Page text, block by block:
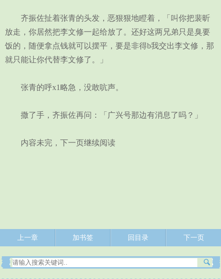
齐振佐扯着张青的头发，恶狠狠地瞪着，「叫你把裴昕
放走，你居然把李文修一起给放了。还好这两兄弟只是臭要
饭的，随便拿点钱就可以摆平，要是非得b我交出李文修，那
就只能让你代替李文修了。」
张青的呼x1略急，没敢吭声。
撒了手，齐振佐再问：「广兴号那边有消息了吗？」
内容未完，下一页继续阅读
上一章 加书签 回目录 下一页